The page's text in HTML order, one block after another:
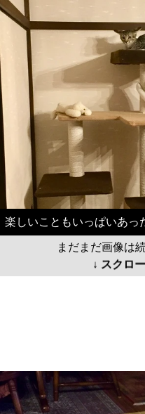
楽しいこともいっぱいあっ
まだまだ画像は
↓ スクロ